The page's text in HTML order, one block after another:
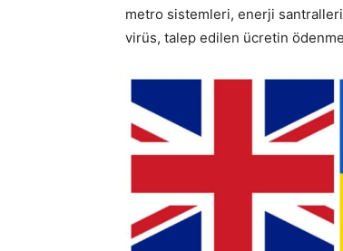
metro sistemleri, enerji
virüs, talep edilen ücretin